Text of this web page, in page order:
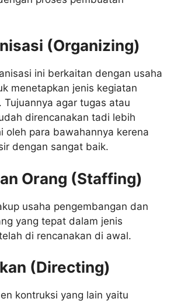
(Organizing)
ini berkaitan dengan usaha
menetapkan jenis kegiatan
Tujuannya agar tugas atau
direncanakan tadi lebih
oleh para bawahannya kerena
dengan sangat baik.
Orang (Staffing)
usaha pengembangan dan
yang tepat dalam jenis
di rencanakan di awal.
(Directing)
kontruksi yang lain yaitu